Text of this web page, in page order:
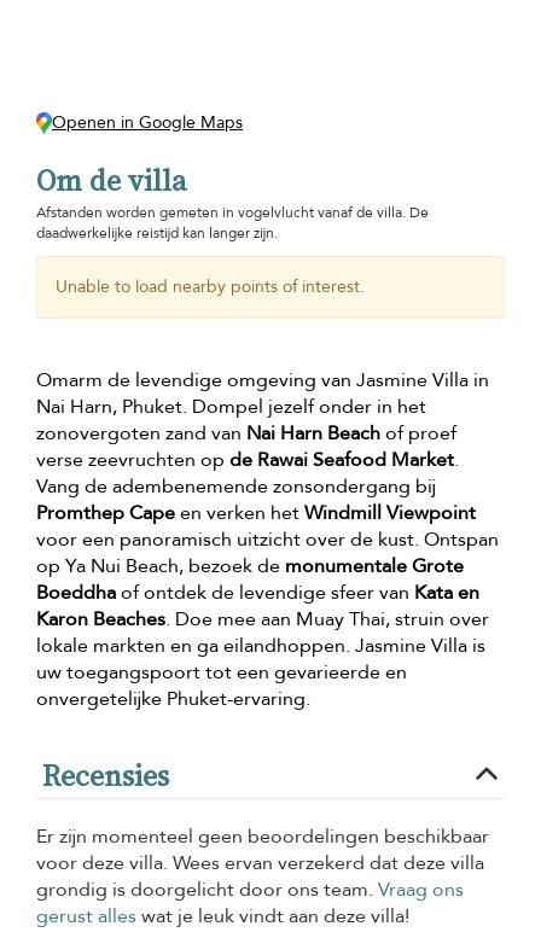
Openen in Google Maps
Om de villa
Afstanden worden gemeten in vogelvlucht vanaf de villa. De
daadwerkelijke reistijd kan langer zijn.
Unable to load nearby points of interest.
Omarm de levendige omgeving van Jasmine Villa in
Nai Harn, Phuket. Dompel jezelf onder in het
zonovergoten zand van Nai Harn Beachof proef
verse zeevruchten op de Rawai Seafood Market.
Vang de adembenemende zonsondergang bij
Promthep Capeen verken hetWindmill Viewpoint
voor een panoramisch uitzicht over de kust. Ontspan
op Ya Nui Beach, bezoek de monumentale Grote
Boeddhaof ontdek de levendige sfeer van Kata en
Karon Beaches. Doe mee aan Muay Thai, struin over
lokale markten en ga eilandhoppen. Jasmine Villa is
uw toegangspoort tot een gevarieerde en
onvergetelijke Phuket-ervaring.
Recensies
Er zijn momenteel geen beoordelingen beschikbaar
voor deze villa. Wees ervan verzekerd dat deze villa
grondig is doorgelicht door ons team. Vraag ons
gerust alleswat je leuk vindt aan deze villa!